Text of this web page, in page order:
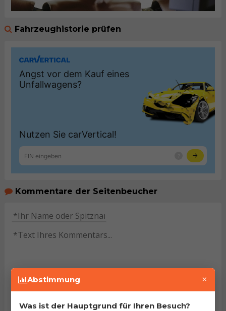
Fahrzeughistorie prüfen
Kommentare der Seitenbeucher
HINWEIS:Pflichtfelder sind mit dem Stern (*)
gekennzeichnet. Mit dem Versenden des Kommentars
Abstimmung ×
Was ist der Hauptgrund für Ihren Besuch?